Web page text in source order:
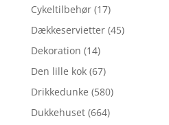
Cykeltilbehør (17)
Dækkeservietter (45)
Dekoration (14)
Den lille kok (67)
Drikkedunke (580)
Dukkehuset (664)